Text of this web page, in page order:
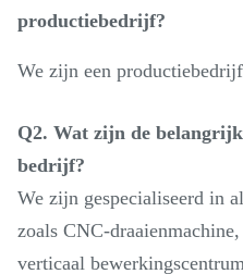
productiebedrijf?
We zijn een
Q2. Wat zijn de
bedrijf?
We zijn gespecialiseerd in
zoals CNC-
verticaal